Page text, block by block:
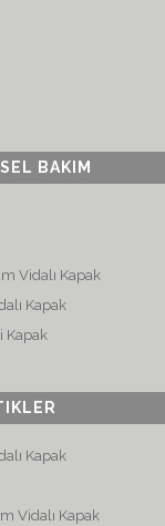
BAKIM
Vidalı Kapak
Kapak
Kapak
Kapak
Vidalı Kapak